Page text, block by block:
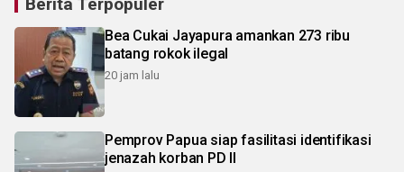
Bea Cukai Jayapura amankan 273 ribu
batang rokok ilegal
20 jam lalu
Pemprov Papua siap fasilitasi identifikasi
jenazah korban PD II